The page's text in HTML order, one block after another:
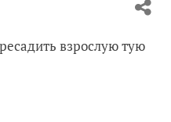
взрослую тую